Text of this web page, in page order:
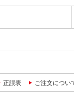
正誤表 ご注文につい